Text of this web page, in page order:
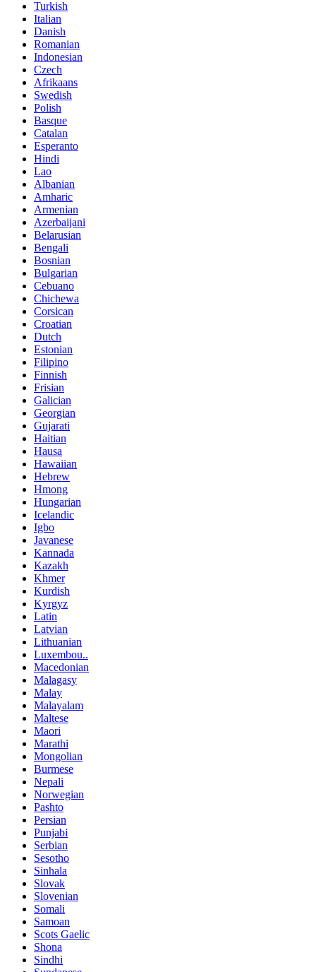
Turkish
Italian
Danish
Romanian
Indonesian
Czech
Afrikaans
Swedish
Polish
Basque
Catalan
Esperanto
Hindi
Lao
Albanian
Amharic
Armenian
Azerbaijani
Belarusian
Bengali
Bosnian
Bulgarian
Cebuano
Chichewa
Corsican
Croatian
Dutch
Estonian
Filipino
Finnish
Frisian
Galician
Georgian
Gujarati
Haitian
Hausa
Hawaiian
Hebrew
Hmong
Hungarian
Icelandic
Igbo
Javanese
Kannada
Kazakh
Khmer
Kurdish
Kyrgyz
Latin
Latvian
Lithuanian
Luxembou..
Macedonian
Malagasy
Malay
Malayalam
Maltese
Maori
Marathi
Mongolian
Burmese
Nepali
Norwegian
Pashto
Persian
Punjabi
Serbian
Sesotho
Sinhala
Slovak
Slovenian
Somali
Samoan
Scots Gaelic
Shona
Sindhi